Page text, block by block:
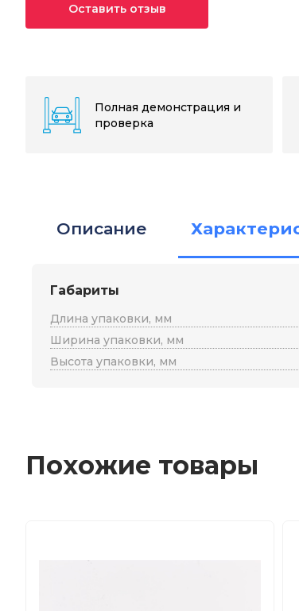
Оставить отзыв
Полная демонстрация и
проверка
Описание
Габариты
Длина упаковки, мм
Ширина упаковки, мм
Высота упаковки, мм
Похожие товары